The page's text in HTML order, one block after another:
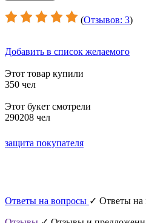
(Отзывов: 3)
Добавить в список желаемого
Этот товар купили
350 чел
Этот букет смотрели
290208 чел
защита покупателя
Ответы на вопросы ✓ Ответы на